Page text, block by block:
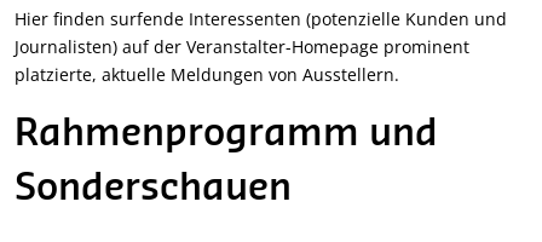
Hier finden surfende Interessenten (potenzielle Kunden und
Journalisten) auf der Veranstalter-Homepage prominent
platzierte, aktuelle Meldungen von Ausstellern.
Rahmenprogramm und
Sonderschauen